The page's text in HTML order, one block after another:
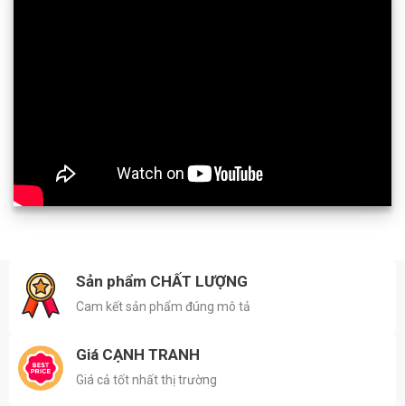
Sản phẩm CHẤT LƯỢNG
Cam kết sản phẩm đúng mô tả
Giá CẠNH TRANH
Giá cả tốt nhất thị trường